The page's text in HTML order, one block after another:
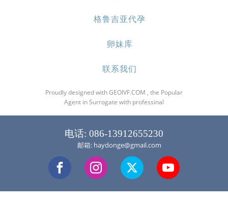
格鲁吉亚代孕
卵妹库
联系我们
Proudly designed with GEOIVF.COM , the Popular
Agent in Surrogate with professinal
电话: 086-13912655230
邮箱: haydonge@gmail.com